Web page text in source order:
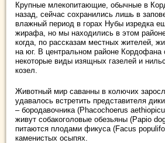
Крупные млекопитающие, обычные в
назад, сейчас сохранились лишь в
влажный период в горах Нубы изредка
жирафа, но мы находились в этом
когда, по рассказам местных жителей,
на юг. В центральном районе Кордофана
некоторые виды изящных газелей и
козел.
Животный мир саванны в колючих
удавалось встретить представителя
– бородавочника (Phacochoerus
живут собакоголовые обезьяны (Papio
питаются плодами фикуса (Facus
каменистых осыпях.